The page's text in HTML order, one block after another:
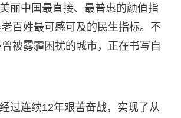
丽中国最直接、最普惠的颜值指
百姓最可感可及的民生指标。不
被雾霾困扰的城市，正在书写自
过连续12年艰苦奋战，实现了从